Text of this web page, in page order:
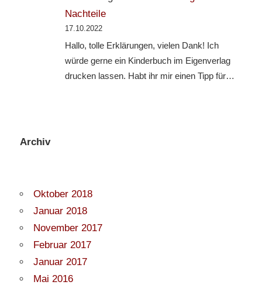
Nachteile
17.10.2022
Hallo, tolle Erklärungen, vielen Dank! Ich
würde gerne ein Kinderbuch im Eigenverlag
drucken lassen. Habt ihr mir einen Tipp für…
Archiv
Oktober 2018
Januar 2018
November 2017
Februar 2017
Januar 2017
Mai 2016